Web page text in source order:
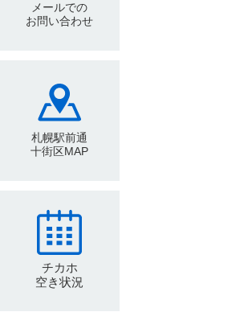
メールでの
お問い合わせ
札幌駅前通
十街区MAP
チカホ
空き状況